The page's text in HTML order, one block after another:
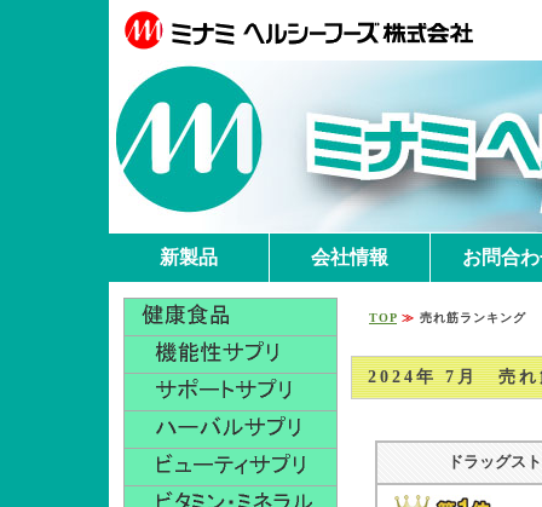
新製品 会社情報 お問合
TOP ≫ 売れ筋ランキング
2024年 7月 売れ
ドラッグス